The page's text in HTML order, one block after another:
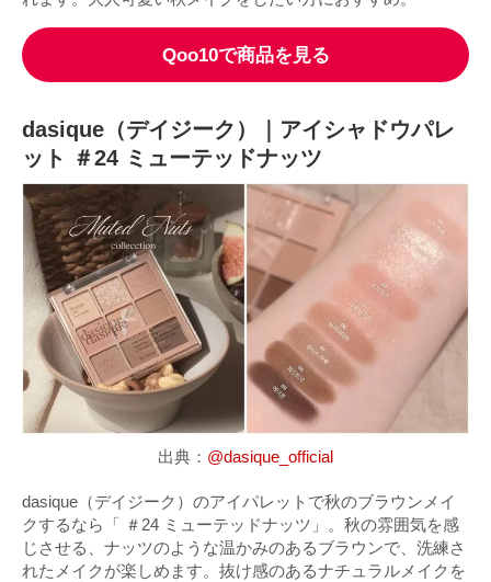
Qoo10で商品を見る
dasique（デイジーク）｜アイシャドウパレ
ット ＃24 ミューテッドナッツ
出典： @dasique_official
dasique（デイジーク）のアイパレットで秋のブラウンメイ
クするなら「 ＃24 ミューテッドナッツ」。秋の雰囲気を感
じさせる、ナッツのような温かみのあるブラウンで、洗練さ
れたメイクが楽しめます。抜け感のあるナチュラルメイクを